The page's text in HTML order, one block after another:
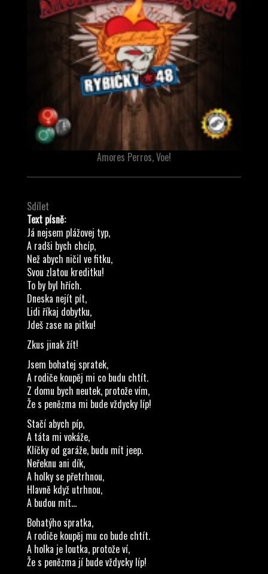
Amores Perros, Voe!
Sdílet
Text písně:
Já nejsem plážovej typ,
A radši bych chcíp,
Než abych ničil ve fitku,
Svou zlatou kreditku!
To by byl hřích.
Dneska nejít pít,
Lidi říkaj dobytku,
Jdeš zase na pitku!
Zkus jinak žít!
Jsem bohatej spratek,
A rodiče koupěj mi co budu chtít.
Z domu bych neutek, protože vím,
Že s penězma mi bude vždycky líp!
Stačí abych píp,
A táta mi vokáže,
Klíčky od garáže, budu mít jeep.
Neřeknu ani dík,
A holky se přetrhnou,
Hlavně když utrhnou,
A budou mít...
Bohatýho spratka,
A rodiče koupěj mu co bude chtít.
A holka je loutka, protože ví,
Že s penězma jí bude vždycky líp!